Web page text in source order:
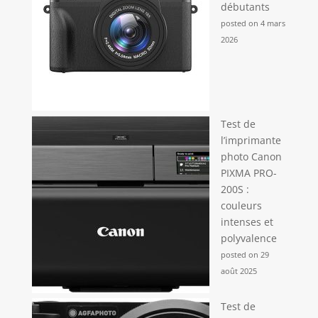
débutants
posted on 4 mars
2026
Test de
l’imprimante
photo Canon
PIXMA PRO-
200S :
couleurs
intenses et
polyvalence
posted on 29
août 2025
Test de